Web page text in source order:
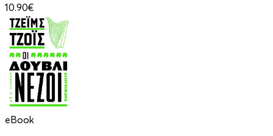
10.90€
eBook